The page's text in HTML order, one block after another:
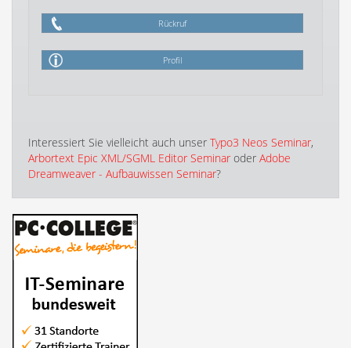
Rückruf
Profil
Interessiert Sie vielleicht auch unser Typo3 Neos Seminar,
Arbortext Epic XML/SGML Editor Seminar oder Adobe
Dreamweaver - Aufbauwissen Seminar?